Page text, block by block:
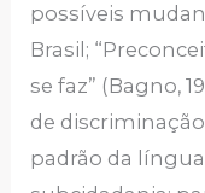
possíveis
Brasil;
se faz” (Bagno,
de
padrão da